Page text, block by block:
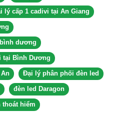
lý cấp 1 cadivi tại An Giang
dương
tại Bình Dương
Đại lý phân phối đèn led
đèn led Daragon
thoát hiểm